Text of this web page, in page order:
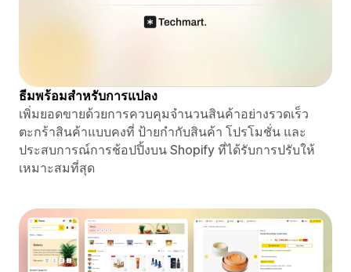
ธีมพร้อมสำหรับการแปลง
เพิ่มยอดขายด้วยการควบคุมจำนวนสินค้าอย่างรวดเร็ว
ตะกร้าสินค้าแบบคงที่ ป้ายกำกับสินค้า โปรโมชั่น และ
ประสบการณ์การช้อปปิ้งบน Shopify ที่ได้รับการปรับให้
เหมาะสมที่สุด